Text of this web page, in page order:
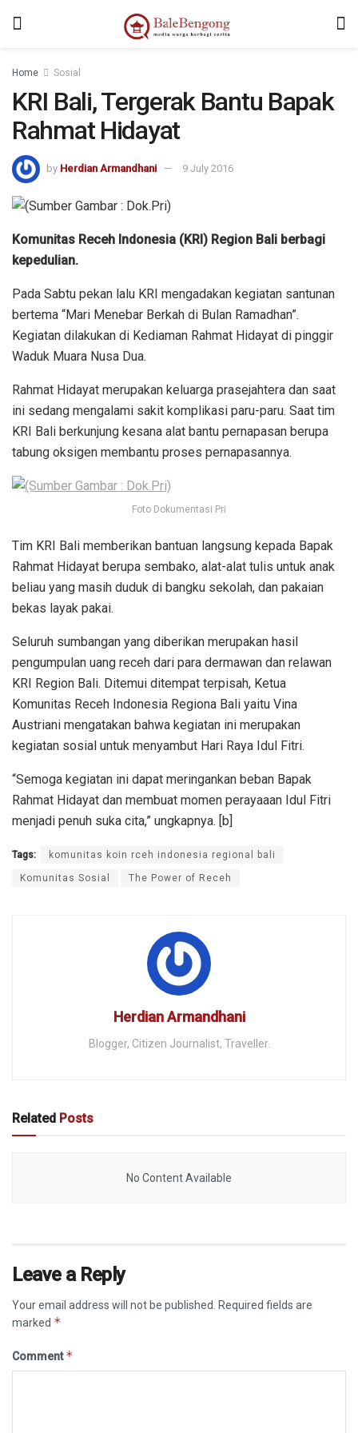
Home Sosial
KRI Bali, Tergerak Bantu Bapak
Rahmat Hidayat
by Herdian Armandhani 9 July 2016
Komunitas Receh Indonesia (KRI) Region Bali berbagi
kepedulian.
Pada Sabtu pekan lalu KRI mengadakan kegiatan santunan
bertema “Mari Menebar Berkah di Bulan Ramadhan”.
Kegiatan dilakukan di Kediaman Rahmat Hidayat di pinggir
Waduk Muara Nusa Dua.
Rahmat Hidayat merupakan keluarga prasejahtera dan saat
ini sedang mengalami sakit komplikasi paru-paru. Saat tim
KRI Bali berkunjung kesana alat bantu pernapasan berupa
tabung oksigen membantu proses pernapasannya.
Foto Dokumentasi Pri
Tim KRI Bali memberikan bantuan langsung kepada Bapak
Rahmat Hidayat berupa sembako, alat-alat tulis untuk anak
beliau yang masih duduk di bangku sekolah, dan pakaian
bekas layak pakai.
Seluruh sumbangan yang diberikan merupakan hasil
pengumpulan uang receh dari para dermawan dan relawan
KRI Region Bali. Ditemui ditempat terpisah, Ketua
Komunitas Receh Indonesia Regiona Bali yaitu Vina
Austriani mengatakan bahwa kegiatan ini merupakan
kegiatan sosial untuk menyambut Hari Raya Idul Fitri.
“Semoga kegiatan ini dapat meringankan beban Bapak
Rahmat Hidayat dan membuat momen perayaaan Idul Fitri
menjadi penuh suka cita,” ungkapnya. [b]
Tags: komunitas koin rceh indonesia regional bali
Komunitas Sosial The Power of Receh
Herdian Armandhani
Blogger, Citizen Journalist, Traveller.
Related Posts
No Content Available
Leave a Reply
Your email address will not be published. Required fields are
marked *
Comment*